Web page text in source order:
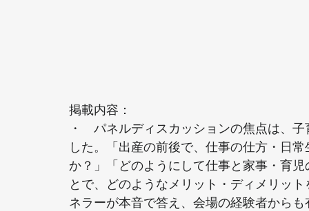
掲載内容：
・　パネルディスカッションの焦点は、
した。「出産の前後で、仕事の仕方・日
か？」「どのようにして仕事と家事・育
とで、どのようなメリット・ディメリッ
ネラーが本音で答え、会場の経験者から